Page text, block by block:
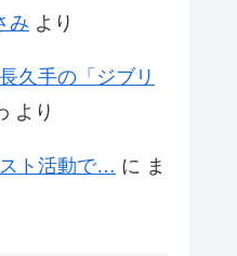
み より
久手の「ジブリ
より
ト活動で… に ま